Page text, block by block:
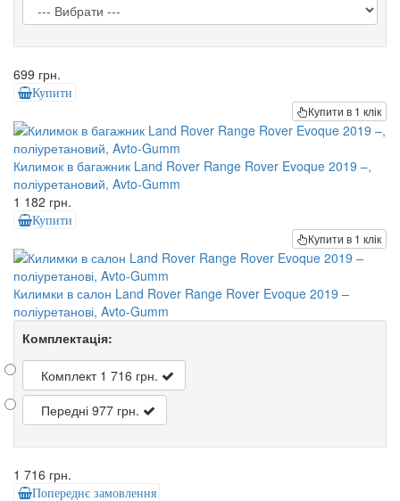
699 грн.
Купити
Купити в 1 клік
Килимок в багажник Land Rover Range Rover Evoque 2019 –,
поліуретановий, Avto-Gumm
1 182 грн.
Купити
Купити в 1 клік
Килимки в салон Land Rover Range Rover Evoque 2019 –
поліуретанові, Avto-Gumm
Комплектація:
Комплект 1 716 грн.
Передні 977 грн.
1 716 грн.
Попереднє замовлення